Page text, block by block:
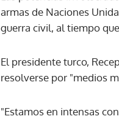
armas de Naciones
guerra civil, al tiempo
El presidente turco,
resolverse por "medios
"Estamos en intensas